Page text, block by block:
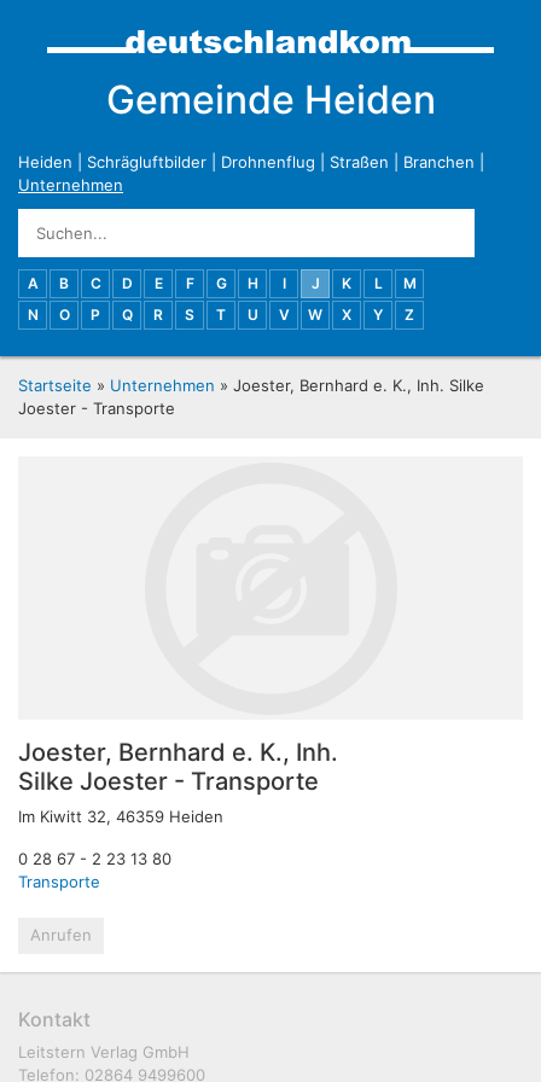
Gemeinde Heiden
Heiden Schrägluftbilder Drohnenflug Straßen Branchen
Unternehmen
A B C D E F G H I J K L
M
N
O P Q R S T U V W X Y Z
Startseite » Unternehmen » Joester, Bernhard e. K., Inh. Silke
Joester - Transporte
Joester, Bernhard e. K., Inh.
Silke Joester - Transporte
Im Kiwitt 32, 46359 Heiden
0 28 67 - 2 23 13 80
Transporte
Anrufen
Kontakt
Leitstern Verlag GmbH
Telefon: 02864 9499600